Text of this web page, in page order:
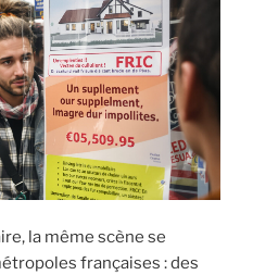
la même scène se
françaises : des